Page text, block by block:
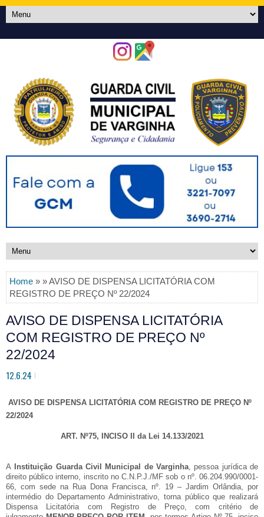
Home » » AVISO DE DISPENSA LICITATÓRIA COM
REGISTRO DE PREÇO Nº 22/2024
AVISO DE DISPENSA LICITATÓRIA
COM REGISTRO DE PREÇO Nº
22/2024
12.6.24
AVISO DE DISPENSA LICITATÓRIA COM REGISTRO DE PREÇO Nº
22/2024
ART. Nº75, INCISO II da Lei 14.133/2021
A Instituição Guarda Civil Municipal de Varginha, pessoa jurídica de
direito público interno, inscrito no C.N.P.J./MF sob o nº. 06.204.990/0001-
66, com sede na Rua Dona Francisca, nº. 19 – Jardim Orlândia, por
intermédio do Departamento Administrativo, torna público que realizará
Dispensa Licitatória com Registro de Preço, com critério de